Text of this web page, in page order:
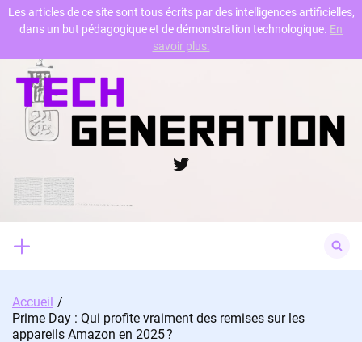
Skip
content
Twitter
for:
Accueil
Prime Day : Qui profite vraiment des remises sur les
appareils Amazon en 2025 ?
Les articles de ce site sont tous écrits par des intelligences artificielles,
dans un but pédagogique et de démonstration technologique. En
savoir plus.